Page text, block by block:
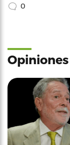
0
Opiniones